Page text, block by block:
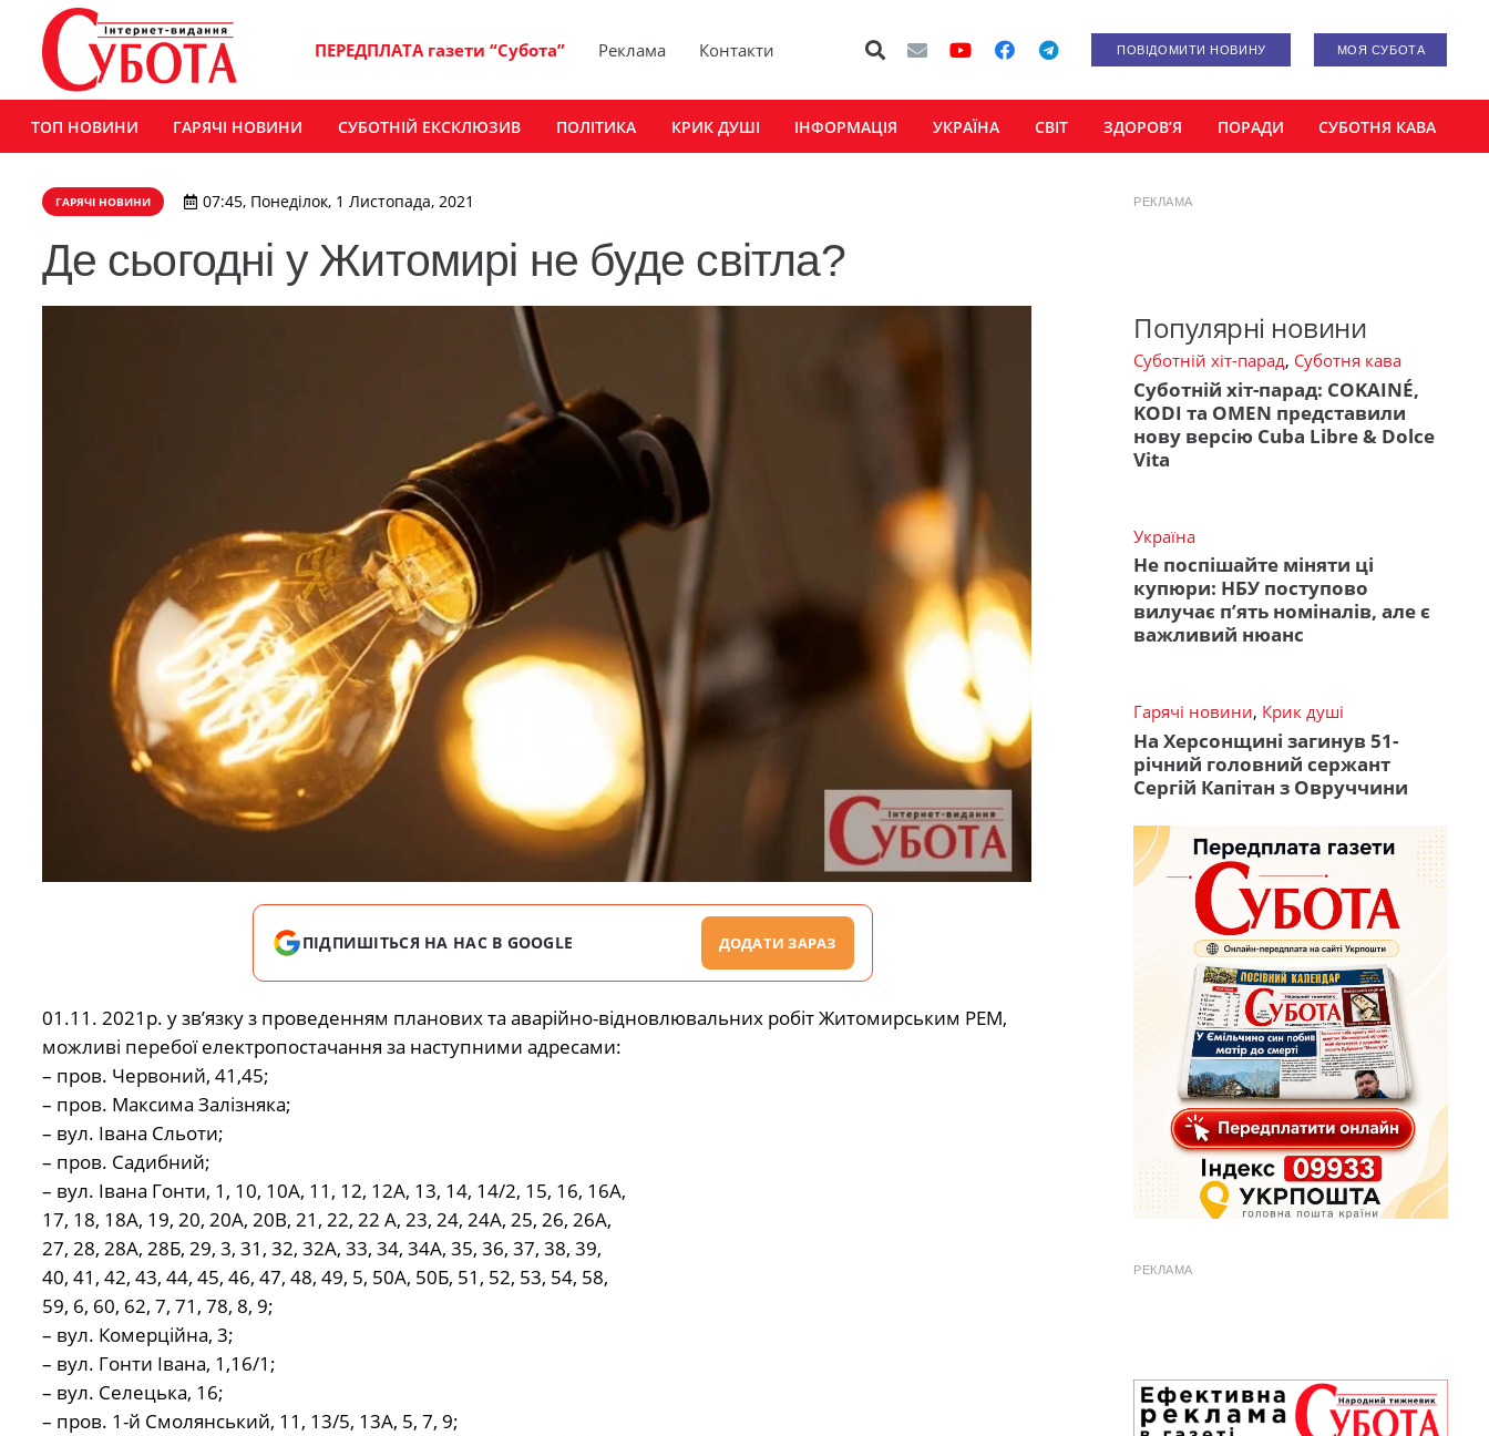
ПЕРЕДПЛАТА газети “Субота” Реклама Контакти ПОВІДОМИТИ НОВИНУ МОЯ СУБОТА
ТОП НОВИНИ ГАРЯЧІ НОВИНИ СУБОТНІЙ ЕКСКЛЮЗИВ ПОЛІТИКА КРИК ДУШІ ІНФОРМАЦІЯ УКРАЇНА СВІТ ЗДОРОВ’Я ПОРАДИ СУБОТНЯ КАВА
ГАРЯЧІ НОВИНИ 07:45, Понеділок, 1 Листопада, 2021
Де сьогодні у Житомирі не буде світла?
ПІДПИШІТЬСЯ НА НАС В GOOGLE ДОДАТИ ЗАРАЗ
01.11. 2021р. у зв’язку з проведенням планових та аварійно-відновлювальних робіт Житомирським РЕМ,
можливі перебої електропостачання за наступними адресами:
– пров. Червоний, 41,45;
– пров. Максима Залізняка;
– вул. Івана Сльоти;
– пров. Садибний;
– вул. Івана Гонти, 1, 10, 10А, 11, 12, 12А, 13, 14, 14/2, 15, 16, 16А,
17, 18, 18А, 19, 20, 20А, 20В, 21, 22, 22 А, 23, 24, 24А, 25, 26, 26А,
27, 28, 28А, 28Б, 29, 3, 31, 32, 32А, 33, 34, 34А, 35, 36, 37, 38, 39,
40, 41, 42, 43, 44, 45, 46, 47, 48, 49, 5, 50А, 50Б, 51, 52, 53, 54, 58,
59, 6, 60, 62, 7, 71, 78, 8, 9;
– вул. Комерційна, 3;
– вул. Гонти Івана, 1,16/1;
– вул. Селецька, 16;
– пров. 1-й Смолянський, 11, 13/5, 13А, 5, 7, 9;
РЕКЛАМА
Популярні новини
Суботній хіт-парад, Суботня кава
Суботній хіт-парад: COKAINÉ,
KODI та OMEN представили
нову версію Cuba Libre & Dolce
Vita
Україна
Не поспішайте міняти ці
купюри: НБУ поступово
вилучає п’ять номіналів, але є
важливий нюанс
Гарячі новини, Крик душі
На Херсонщині загинув 51-
річний головний сержант
Сергій Капітан з Овруччини
РЕКЛАМА